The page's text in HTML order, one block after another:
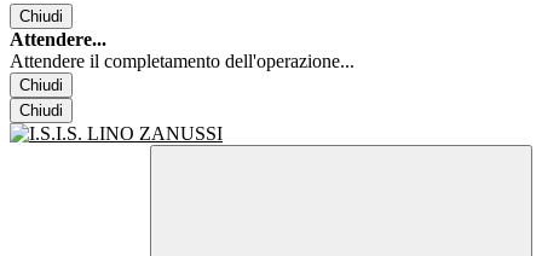
Chiudi
Attendere...
Attendere il completamento dell'operazione...
Chiudi
Chiudi